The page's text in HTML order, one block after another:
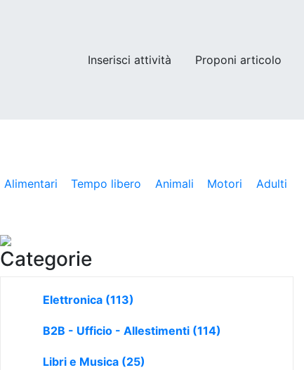
Inserisci attività Proponi articolo
Alimentari Tempo libero Animali Motori Adulti
Categorie
Elettronica (113)
B2B - Ufficio - Allestimenti (114)
Libri e Musica (25)